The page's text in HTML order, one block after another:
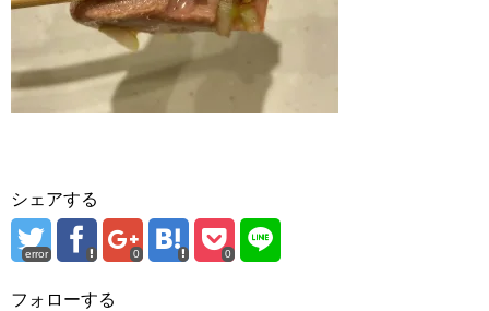
シェアする
error 0 0
フォローする